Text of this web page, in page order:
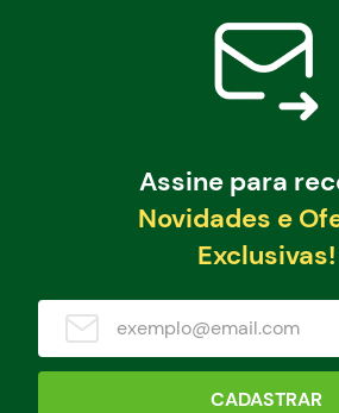
Assine para
Novidades e
Exclusivas!
CADASTRAR